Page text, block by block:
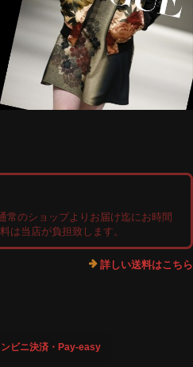
常のショップよりお届け迄にお時間
は当店が負担致します。
詳しい送料はこちら
ンビニ決済・Pay-easy